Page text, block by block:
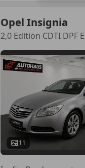
Opel Insignia
2,0 Edition CDTI DPF
11